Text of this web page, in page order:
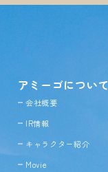
アミーゴについて
会社概要
IR情報
キャラクター紹介
Movie